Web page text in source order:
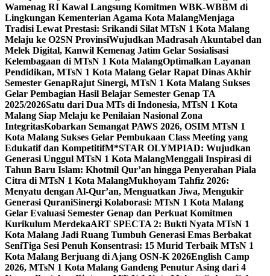
Wamenag RI Kawal Langsung Komitmen WBK-WBBM di
Lingkungan Kementerian Agama Kota MalangMenjaga
Tradisi Lewat Prestasi: Srikandi Silat MTsN 1 Kota Malang
Melaju ke O2SN ProvinsiWujudkan Madrasah Akuntabel dan
Melek Digital, Kanwil Kemenag Jatim Gelar Sosialisasi
Kelembagaan di MTsN 1 Kota MalangOptimalkan Layanan
Pendidikan, MTsN 1 Kota Malang Gelar Rapat Dinas Akhir
Semester GenapRajut Sinergi, MTsN 1 Kota Malang Sukses
Gelar Pembagian Hasil Belajar Semester Genap TA
2025/2026Satu dari Dua MTs di Indonesia, MTsN 1 Kota
Malang Siap Melaju ke Penilaian Nasional Zona
IntegritasKobarkan Semangat PAWS 2026, OSIM MTsN 1
Kota Malang Sukses Gelar Pembukaan Class Meeting yang
Edukatif dan KompetitifM*STAR OLYMPIAD: Wujudkan
Generasi Unggul MTsN 1 Kota MalangMenggali Inspirasi di
Tahun Baru Islam: Khotmil Qur’an hingga Penyerahan Piala
Citra di MTsN 1 Kota MalangMukhoyam Tahfiz 2026:
Menyatu dengan Al-Qur’an, Menguatkan Jiwa, Mengukir
Generasi QuraniSinergi Kolaborasi: MTsN 1 Kota Malang
Gelar Evaluasi Semester Genap dan Perkuat Komitmen
Kurikulum MerdekaART SPECTA 2: Bukti Nyata MTsN 1
Kota Malang Jadi Ruang Tumbuh Generasi Emas Berbakat
SeniTiga Sesi Penuh Konsentrasi: 15 Murid Terbaik MTsN 1
Kota Malang Berjuang di Ajang OSN-K 2026English Camp
2026, MTsN 1 Kota Malang Gandeng Penutur Asing dari 4